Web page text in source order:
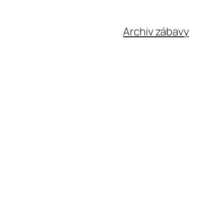
Archiv zábavy